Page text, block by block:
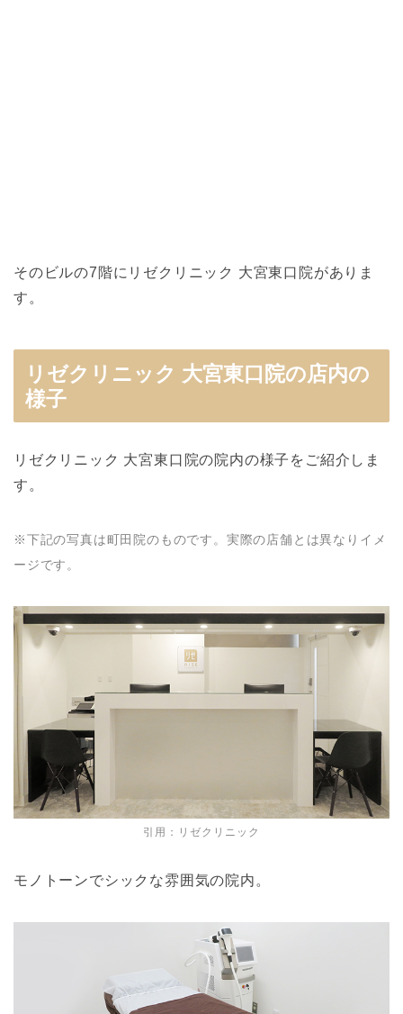
そのビルの7階にリゼクリニック 大宮東口院がありま
す。
リゼクリニック 大宮東口院の店内の
様子
リゼクリニック 大宮東口院の院内の様子をご紹介しま
す。
※下記の写真は町田院のものです。実際の店舗とは異なりイメ
ージです。
引用： リゼクリニック
モノトーンでシックな雰囲気の院内。